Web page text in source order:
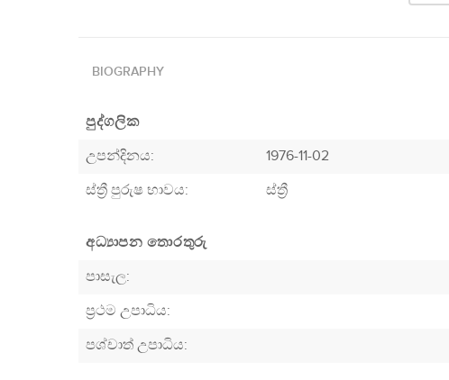
BIOGRAPHY
පුද්ගලික
උපන්දිනය:
1976-11-02
ස්ත්‍රී පුරුෂ භාවය:
ස්ත්‍රී
අධ්‍යාපන තොරතුරු
පාසැල:
ප්‍රථම උපාධිය:
පශ්චාත් උපාධිය: